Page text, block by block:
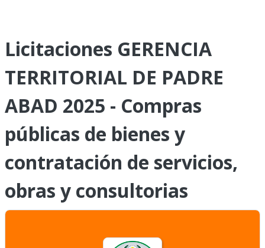
Licitaciones GERENCIA
TERRITORIAL DE PADRE
ABAD 2025 - Compras
públicas de bienes y
contratación de servicios,
obras y consultorias